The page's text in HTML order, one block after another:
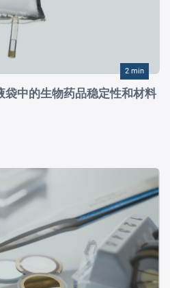
2 min
袋中的生物药品稳定性和材料